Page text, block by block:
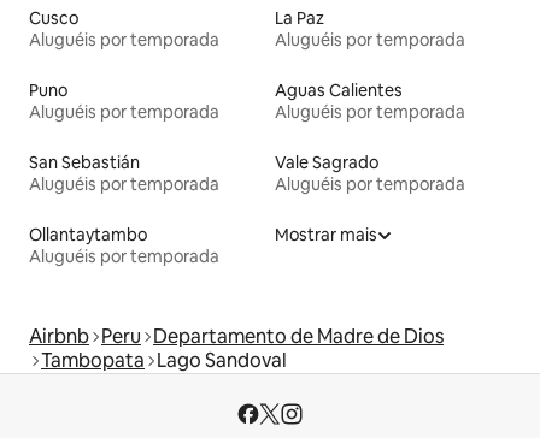
Cusco
Aluguéis por temporada
La Paz
Aluguéis por temporada
Puno
Aluguéis por temporada
Aguas Calientes
Aluguéis por temporada
San Sebastián
Aluguéis por temporada
Vale Sagrado
Aluguéis por temporada
Ollantaytambo
Aluguéis por temporada
Mostrar mais
Airbnb Peru Departamento de Madre de Dios
Tambopata Lago Sandoval